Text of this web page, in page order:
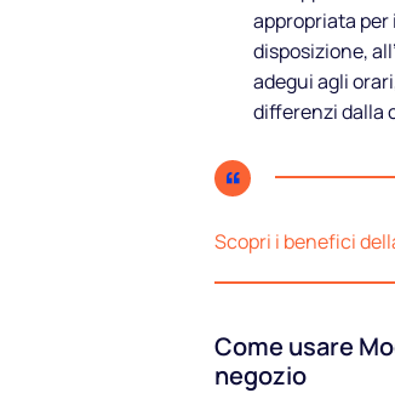
appropriata
disposizione,
adegui agli
differenzi dalla
Scopri i benefici
Come usare
negozio